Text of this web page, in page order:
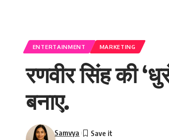
ENTERTAINMENT MARKETING
रणवीर सिंह की
बनाए.
Samvya